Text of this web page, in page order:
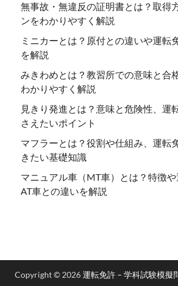
無事故・無違反の証明書とは？取得
ンをわかりやすく解説
ミニカーとは？原付との違いや運転
を解説
みきわめとは？教習所での意味と合
わかりやすく解説
見きり発進とは？意味と危険性、運
さえたいポイント
マフラーとは？役割や仕組み、運転
きたい基礎知識
マニュアル車（MT車）とは？特徴や
AT車との違いを解説
Copyright © 2026運転免許 – 学科試験模擬